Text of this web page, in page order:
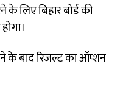
लिए बिहार बोर्ड की
के बाद रिजल्ट का ऑप्शन